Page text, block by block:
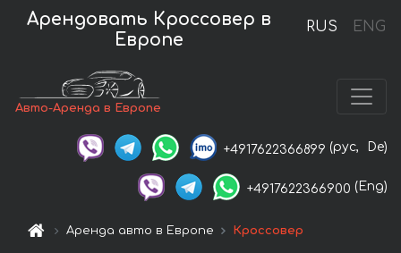
RUS ENG
Арендовать Кроссовер в
Европе
Авто-Аренда в Европе
+4917622366899 (рус, De)
+4917622366900 (Eng)
Аренда авто в Европе Кроссовер